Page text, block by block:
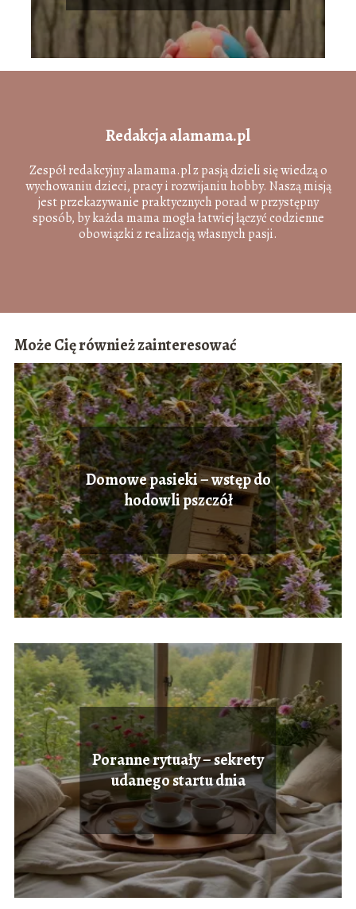
Redakcja alamama.pl
Zespół redakcyjny alamama.pl z pasją dzieli się wiedzą o
wychowaniu dzieci, pracy i rozwijaniu hobby. Naszą misją
jest przekazywanie praktycznych porad w przystępny
sposób, by każda mama mogła łatwiej łączyć codzienne
obowiązki z realizacją własnych pasji.
Może Cię również zainteresować
Domowe pasieki – wstęp do
hodowli pszczół
Poranne rytuały – sekrety
udanego startu dnia